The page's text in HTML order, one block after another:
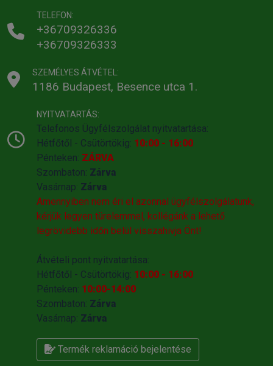
TELEFON:
+36709326336
+36709326333
SZEMÉLYES ÁTVÉTEL:
1186 Budapest, Besence utca 1.
NYITVATARTÁS:
Telefonos Ügyfélszolgálat nyitvatartása:
Hétfőtől - Csütörtökig: 10:00 - 16:00
Pénteken: ZÁRVA
Szombaton: Zárva
Vasárnap: Zárva
Amennyiben nem éri el azonnal ügyfélszolgálatunk,
kérjük legyen türelemmel, kollégánk a lehető
legrövidebb időn belül visszahivja Önt!
Átvételi pont nyitvatartása:
Hétfőtől - Csütörtökig: 10:00 - 16:00
Pénteken: 10:00-14:00
Szombaton: Zárva
Vasárnap: Zárva
Termék reklamáció bejelentése